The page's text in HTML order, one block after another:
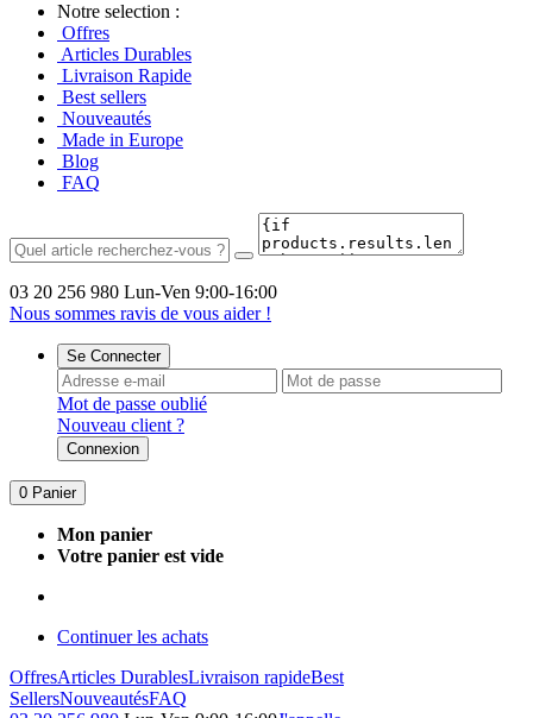
Notre selection :
Offres
Articles Durables
Livraison Rapide
Best sellers
Nouveautés
Made in Europe
Blog
FAQ
03 20 256 980 Lun-Ven 9:00-16:00
Nous sommes ravis de vous aider !
Se Connecter
Mot de passe oublié
Nouveau client ?
Connexion
0 Panier
Mon panier
Votre panier est vide
Continuer les achats
OffresArticles DurablesLivraison rapideBest
SellersNouveautésFAQ